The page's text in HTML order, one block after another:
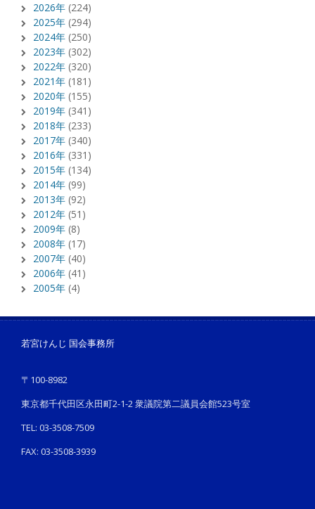
2026年 (224)
2025年 (294)
2024年 (250)
2023年 (302)
2022年 (320)
2021年 (181)
2020年 (155)
2019年 (341)
2018年 (233)
2017年 (340)
2016年 (331)
2015年 (134)
2014年 (99)
2013年 (92)
2012年 (51)
2009年 (8)
2008年 (17)
2007年 (40)
2006年 (41)
2005年 (4)
若宮けんじ 国会事務所
〒100-8982
東京都千代田区永田町2-1-2 衆議院第二議員会館523号室
TEL: 03-3508-7509
FAX: 03-3508-3939